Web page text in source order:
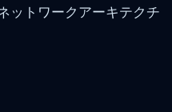
ットワークアーキテクチ